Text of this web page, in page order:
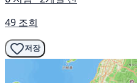
49 조회
저장